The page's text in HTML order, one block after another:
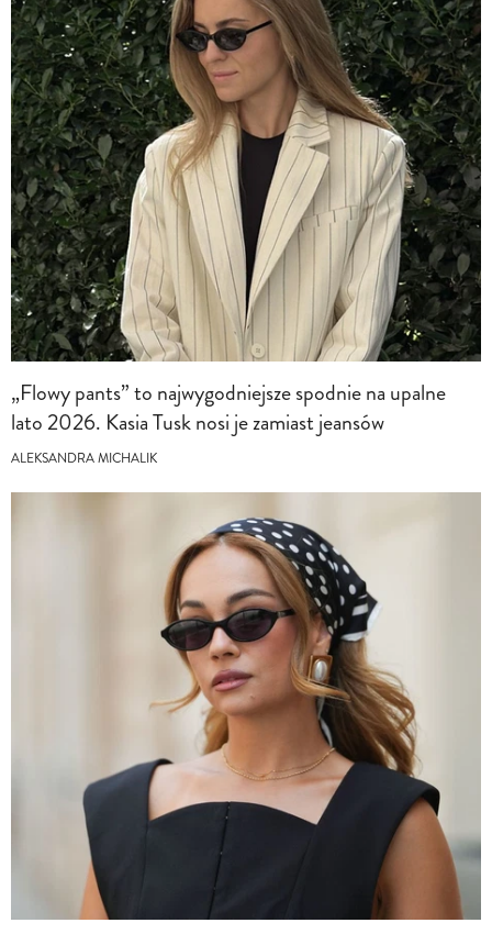
„Flowy pants” to najwygodniejsze spodnie na upalne
lato 2026. Kasia Tusk nosi je zamiast jeansów
ALEKSANDRA MICHALIK